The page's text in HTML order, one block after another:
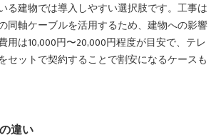
る建物では導入しやすい選択肢です。工事は
同軸ケーブルを活用するため、建物への影響
用は10,000円〜20,000円程度が目安で、テレ
セットで契約することで割安になるケースも
違い